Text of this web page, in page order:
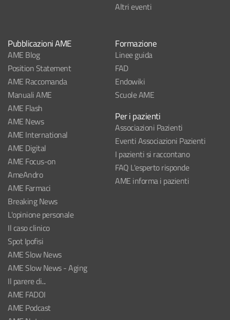
Altri eventi
Pubblicazioni AME
AME Blog
Position Statement
AME Raccomanda
Manuali AME
AME Flash
AME News
AME International
AME Digital
AME Focus-on
AmeAndro
AME Farmaci
Breaking News
L'opinione personale
Il caso clinico
Spot Ipofisi
AME Slow News
AME Slow News - Aging
Il parere di...
AME FADOI
AME Podcast
Formazione
Linee guida
FAD
Endowiki
Scuole AME
Per i pazienti
Associazioni Pazienti
Eventi Associazioni Pazienti
I pazienti si raccontano
FAQ L'esperto risponde
AME informa i pazienti